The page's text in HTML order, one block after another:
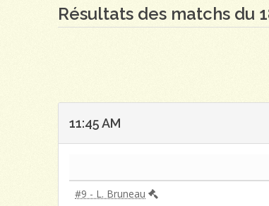
Résultats des matchs du
11:45 AM
#9 - L. Bruneau